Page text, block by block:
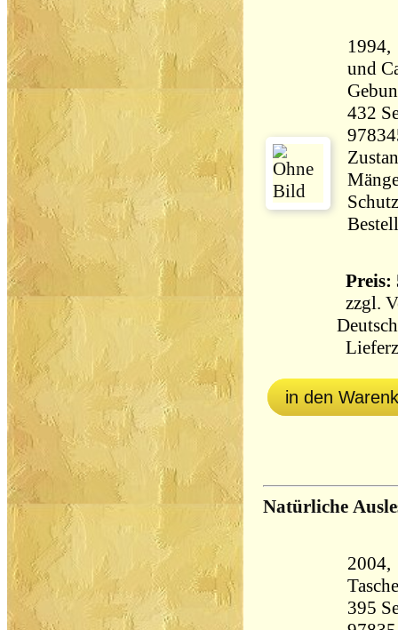
und
432 Seiten
Preis:
zzgl.
in den
Natürliche
395 Seiten